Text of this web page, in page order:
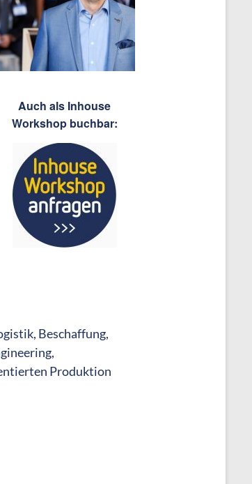
Auch als Inhouse
Workshop buchbar:
Beschaffung,
Produktion